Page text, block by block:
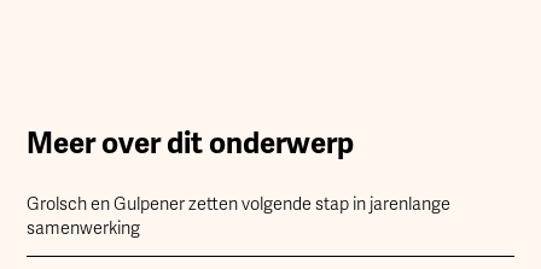
Meer over dit onderwerp
Grolsch en Gulpener zetten volgende stap in jarenlange
samenwerking